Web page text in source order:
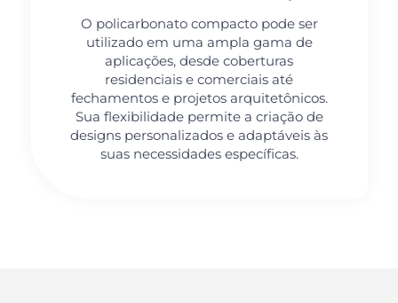
O policarbonato compacto pode ser
utilizado em uma ampla gama de
aplicações, desde coberturas
residenciais e comerciais até
fechamentos e projetos arquitetônicos.
Sua flexibilidade permite a criação de
designs personalizados e adaptáveis às
suas necessidades específicas.